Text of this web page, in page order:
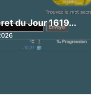
du Jour 1619...